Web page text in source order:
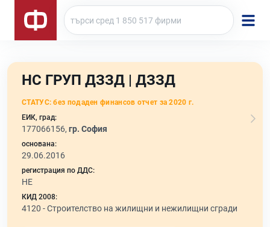
НС ГРУП ДЗЗД | ДЗЗД
СТАТУС: без подаден финансов отчет за 2020 г.
ЕИК, град:
177066156, гр. София
основана:
29.06.2016
регистрация по ДДС:
НЕ
КИД 2008:
4120 -Строителство на жилищни и нежилищни сгради